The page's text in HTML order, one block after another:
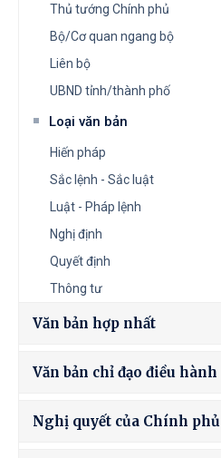
Thủ tướng Chính phủ
Bộ/Cơ quan ngang bộ
Liên bộ
UBND tỉnh/thành phố
Loại văn bản
Hiến pháp
Sắc lệnh - Sắc luật
Luật - Pháp lệnh
Nghị định
Quyết định
Thông tư
Văn bản hợp nhất
Văn bản chỉ đạo điều hành
Nghị quyết của Chính phủ